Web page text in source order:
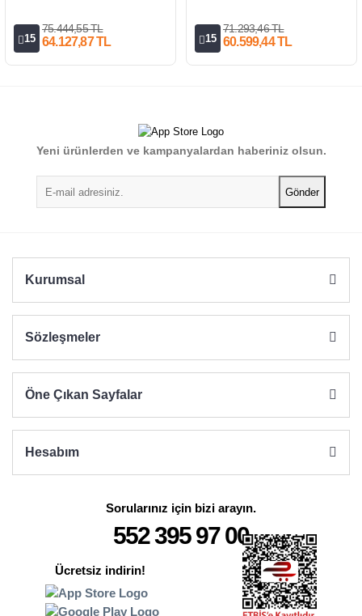
15
75.444,55 TL
64.127,87 TL 15
71.293,46 TL
60.599,44 TL
Yeni ürünlerden ve kampanyalardan haberiniz olsun.
Gönder
Kurumsal
Sözleşmeler
Öne Çıkan Sayfalar
Hesabım
Sorularınız için bizi arayın.
552 395 97 00
Ücretsiz indirin!